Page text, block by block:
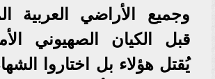
وجميع الأراضي العربية
قبل الكيان الصهيوني
يُقتل هؤلاء بل اختاروا